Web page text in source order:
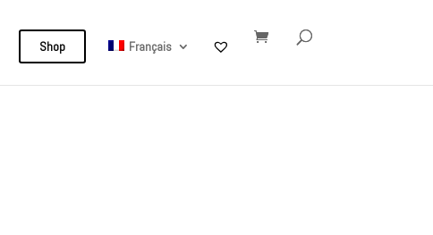
Shop Français